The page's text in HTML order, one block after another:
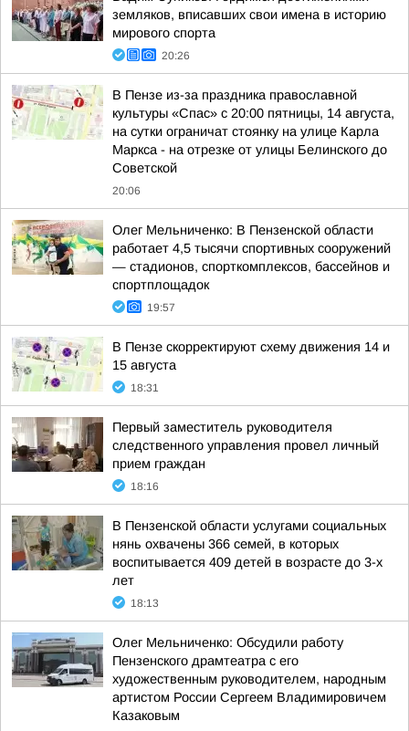
земляков, вписавших свои имена в историю
мирового спорта
20:26
В Пензе из-за праздника православной
культуры «Спас» с 20:00 пятницы, 14 августа,
на сутки ограничат стоянку на улице Карла
Маркса - на отрезке от улицы Белинского до
Советской
20:06
Олег Мельниченко: В Пензенской области
работает 4,5 тысячи спортивных сооружений
— стадионов, спорткомплексов, бассейнов и
спортплощадок
19:57
В Пензе скорректируют схему движения 14 и
15 августа
18:31
Первый заместитель руководителя
следственного управления провел личный
прием граждан
18:16
В Пензенской области услугами социальных
нянь охвачены 366 семей, в которых
воспитывается 409 детей в возрасте до 3-х
лет
18:13
Олег Мельниченко: Обсудили работу
Пензенского драмтеатра с его
художественным руководителем, народным
артистом России Сергеем Владимировичем
Казаковым